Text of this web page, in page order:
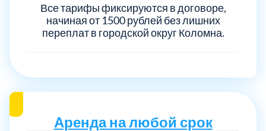
Все тарифы фиксируются в договоре,
начиная от 1500 рублей без лишних
переплат в городской округ Коломна.
Аренда на любой срок